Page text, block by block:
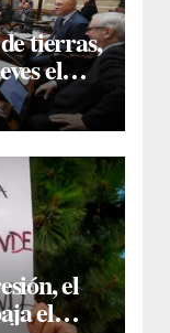
tierras,
el
el
el